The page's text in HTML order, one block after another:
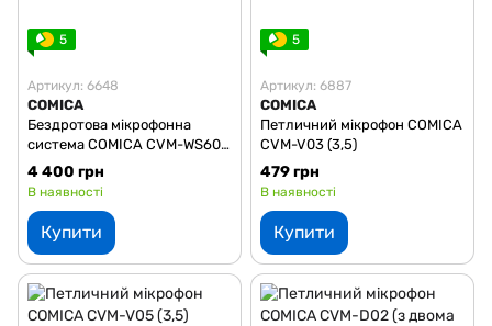
5
Артикул: 6648
COMICA
Бездротова мікрофонна
система COMICA CVM-WS60
COMBO (на 2 персони)
4 400 грн
В наявності
Купити
5
Артикул: 6887
COMICA
Петличний мікрофон COMICA
CVM-V03 (3,5)
479 грн
В наявності
Купити